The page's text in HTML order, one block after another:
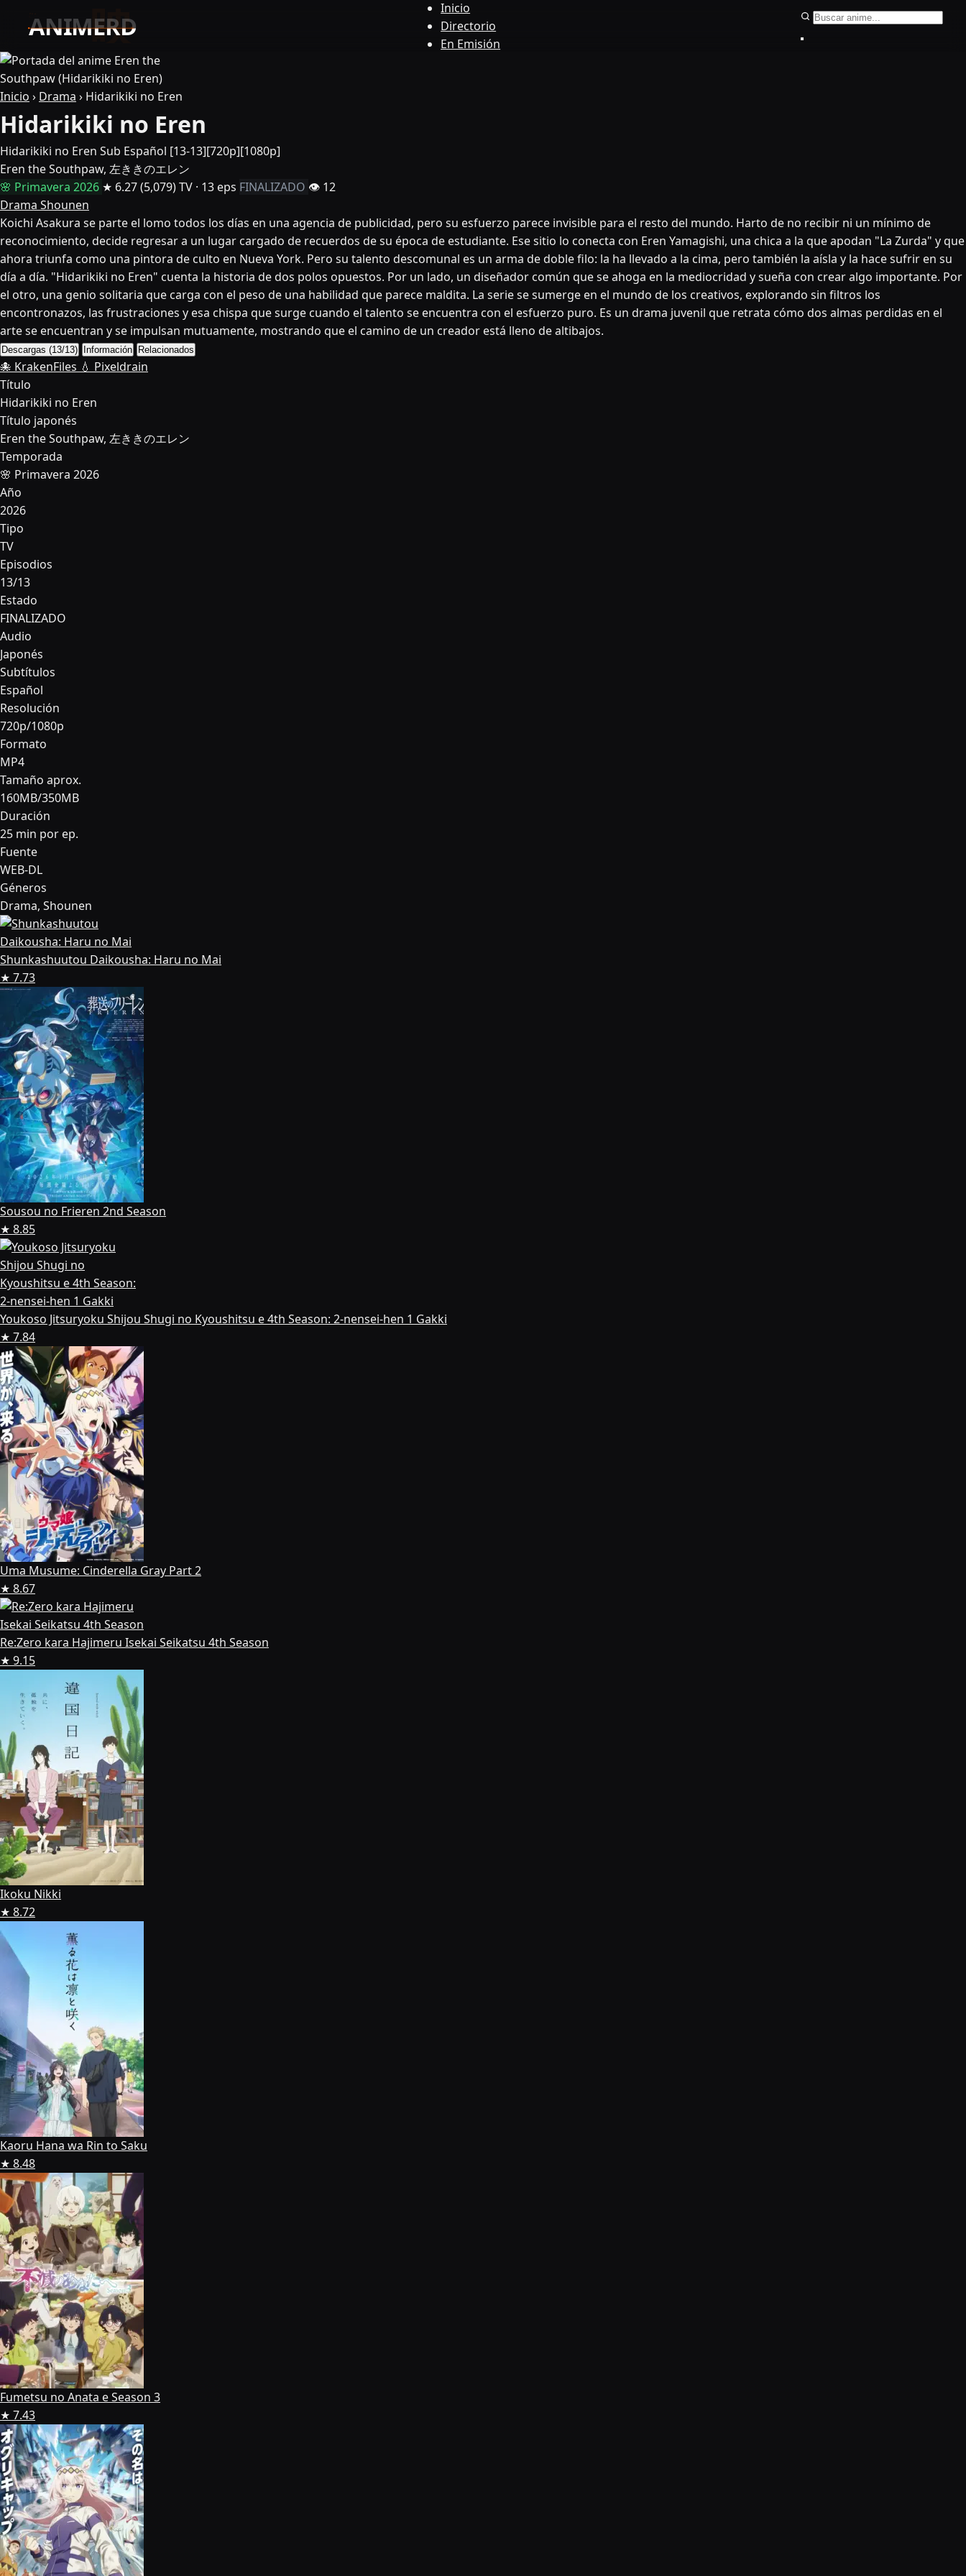
Inicio
Directorio
En Emisión
Buscar anime
Inicio › Drama › Hidarikiki no Eren
Hidarikiki no Eren
Hidarikiki no Eren Sub Español [13-13][720p][1080p]
Eren the Southpaw, 左ききのエレン
🌸 Primavera 2026 ★ 6.27(5,079)TV · 13 eps FINALIZADO 👁 12
Drama Shounen
Koichi Asakura se parte el lomo todos los días en una agencia de publicidad, pero su esfuerzo parece invisible para el resto del mundo. Harto de no recibir ni un mínimo de
reconocimiento, decide regresar a un lugar cargado de recuerdos de su época de estudiante. Ese sitio lo conecta con Eren Yamagishi, una chica a la que apodan "La Zurda" y que
ahora triunfa como una pintora de culto en Nueva York. Pero su talento descomunal es un arma de doble filo: la ha llevado a la cima, pero también la aísla y la hace sufrir en su
día a día. "Hidarikiki no Eren" cuenta la historia de dos polos opuestos. Por un lado, un diseñador común que se ahoga en la mediocridad y sueña con crear algo importante. Por
el otro, una genio solitaria que carga con el peso de una habilidad que parece maldita. La serie se sumerge en el mundo de los creativos, explorando sin filtros los
encontronazos, las frustraciones y esa chispa que surge cuando el talento se encuentra con el esfuerzo puro. Es un drama juvenil que retrata cómo dos almas perdidas en el
arte se encuentran y se impulsan mutuamente, mostrando que el camino de un creador está lleno de altibajos.
Descargas (13/13) Información Relacionados
🐙 KrakenFiles 💧 Pixeldrain
Título
Hidarikiki no Eren
Título japonés
Eren the Southpaw, 左ききのエレン
Temporada
🌸 Primavera 2026
Año
2026
Tipo
TV
Episodios
13/13
Estado
FINALIZADO
Audio
Japonés
Subtítulos
Español
Resolución
720p/1080p
Formato
MP4
Tamaño aprox.
160MB/350MB
Duración
25 min por ep.
Fuente
WEB-DL
Géneros
Drama, Shounen
Shunkashuutou Daikousha: Haru no Mai
★ 7.73
Sousou no Frieren 2nd Season
★ 8.85
Youkoso Jitsuryoku Shijou Shugi no Kyoushitsu e 4th Season: 2-nensei-hen 1 Gakki
★ 7.84
Uma Musume: Cinderella Gray Part 2
★ 8.67
Re:Zero kara Hajimeru Isekai Seikatsu 4th Season
★ 9.15
Ikoku Nikki
★ 8.72
Kaoru Hana wa Rin to Saku
★ 8.48
Fumetsu no Anata e Season 3
★ 7.43